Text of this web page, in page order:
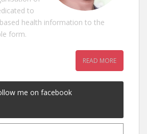
to
health information to the
form.
READ MORE
me on facebook